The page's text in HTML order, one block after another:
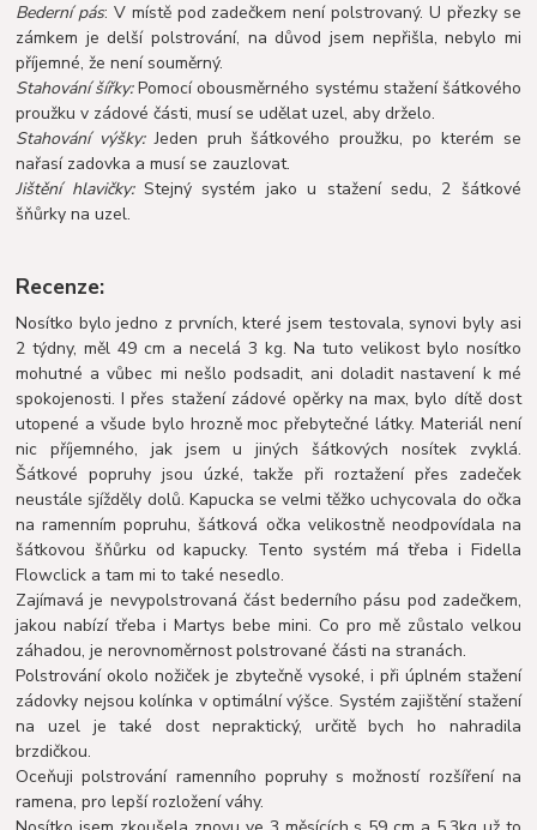
Bederní pás: V místě pod zadečkem není polstrovaný. U přezky se
zámkem je delší polstrování, na důvod jsem nepřišla, nebylo mi
příjemné, že není souměrný.
Stahování šířky:Pomocí obousměrného systému stažení šátkového
proužku v zádové části, musí se udělat uzel, aby drželo.
Stahování výšky:Jeden pruh šátkového proužku, po kterém se
nařasí zadovka a musí se zauzlovat.
Jištění hlavičky: Stejný systém jako u stažení sedu, 2 šátkové
šňůrky na uzel.
Recenze:
Nosítko bylo jedno z prvních, které jsem testovala, synovi byly asi
2 týdny, měl 49 cm a necelá 3 kg. Na tuto velikost bylo nosítko
mohutné a vůbec mi nešlo podsadit, ani doladit nastavení k mé
spokojenosti. I přes stažení zádové opěrky na max, bylo dítě dost
utopené a všude bylo hrozně moc přebytečné látky. Materiál není
nic příjemného, jak jsem u jiných šátkových nosítek zvyklá.
Šátkové popruhy jsou úzké, takže při roztažení přes zadeček
neustále sjížděly dolů. Kapucka se velmi těžko uchycovala do očka
na ramenním popruhu, šátková očka velikostně neodpovídala na
šátkovou šňůrku od kapucky. Tento systém má třeba i Fidella
Flowclick a tam mi to také nesedlo.
Zajímavá je nevypolstrovaná část bederního pásu pod zadečkem,
jakou nabízí třeba i Martys bebe mini. Co pro mě zůstalo velkou
záhadou, je nerovnoměrnost polstrované části na stranách.
Polstrování okolo nožiček je zbytečně vysoké, i při úplném stažení
zádovky nejsou kolínka v optimální výšce. Systém zajištění stažení
na uzel je také dost nepraktický, určitě bych ho nahradila
brzdičkou.
Oceňuji polstrování ramenního popruhy s možností rozšíření na
ramena, pro lepší rozložení váhy.